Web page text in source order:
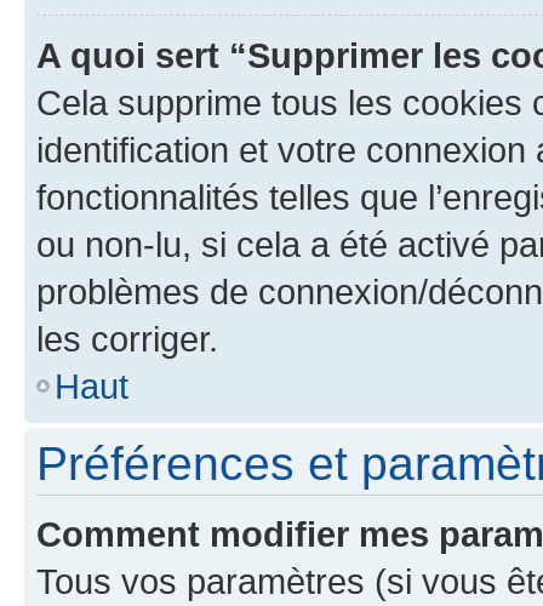
A quoi sert “Supprimer les
Cela supprime tous les cookies
identification et votre
fonctionnalités telles que
ou non-lu, si cela a été activé
problèmes de connexion/
les corriger.
Haut
Préférences et
Comment modifier mes
Tous vos paramètres (si vous